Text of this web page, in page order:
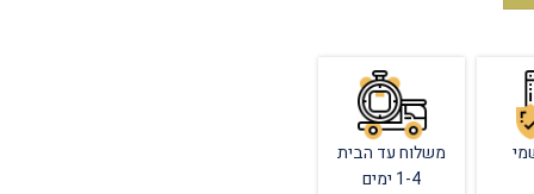
משלוח עד הבית
1-4 ימים